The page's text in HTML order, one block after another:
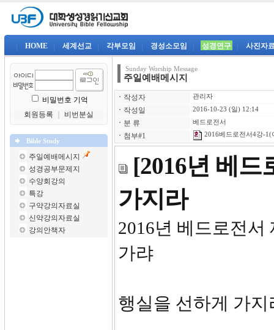
HOME 세계선교 각부모임 경성소모임 성경연구 사진자
비밀번호 기억
회원등록
비번분실
Bible Study
주일예배메시지
성경공부문제지
수양회강의
특강
구약강의자료실
신약강의자료실
강의안책자
Sunday Worship Message
주일예배메시지
ㆍ 작성자 관리자
ㆍ 작성일 2016-10-23 (일) 12:14
ㆍ 분 류 베드로전서
ㆍ 첨부#1 2016베드로전서4강-1(
[2016년 베드
가지라
2016년
가랴
행실을 선하